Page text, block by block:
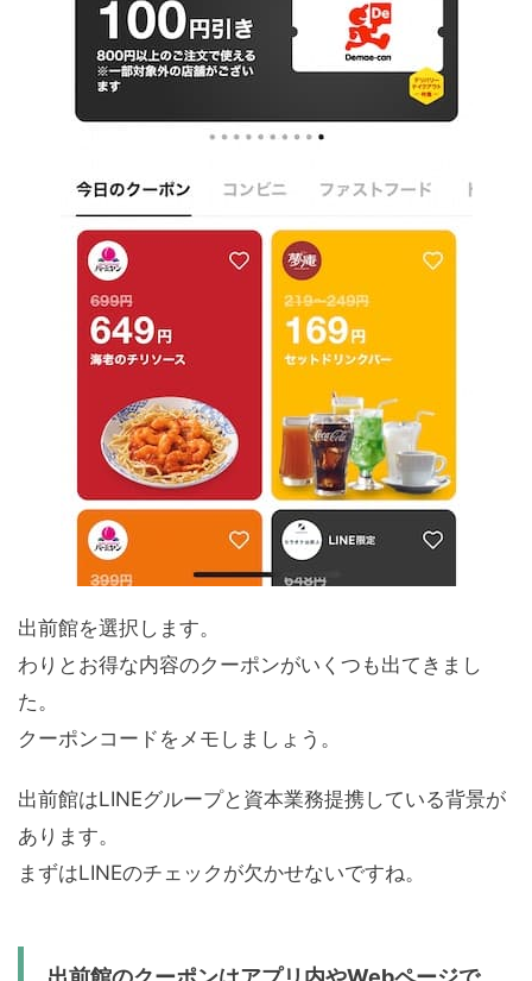
出前館を選択します。
わりとお得な内容のクーポンがいくつも出てきまし
た。
クーポンコードをメモしましょう。
出前館はLINEグループと資本業務提携している背景が
あります。
まずはLINEのチェックが欠かせないですね。